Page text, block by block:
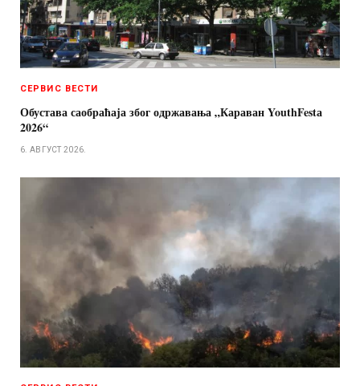
СЕРВИС ВЕСТИ
Обустава саобраћаја због одржавања „Караван YouthFestа
2026“
6. АВГУСТ 2026.